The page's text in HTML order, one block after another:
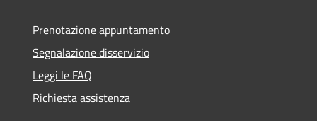
Prenotazione appuntamento
Segnalazione disservizio
Leggi le FAQ
Richiesta assistenza